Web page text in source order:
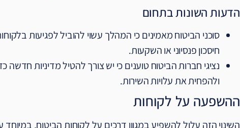
הדעות השונות בתחום
סוכני הביטוח מאמינים כי המהלך עשוי להוביל לפגיעות
חיסכון פנסיוני או השקעות.
נציגי חברות הביטוח טוענים כי יש צורך להטיל מדיניות
ולהפחית את עלויות השירות.
ההשפעה על לקוחות
השינוי הזה עלול להשפיע במגוון דרכים על לקוחות הביטוח,